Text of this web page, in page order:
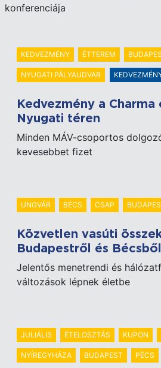
konferenciája
KEDVEZMÉNY ÉTTEREM
NYUGATI PÁLYAUDVAR
Kedvezmény a
Nyugati téren
Minden MÁV-csoportos
kevesebbet fizet
UNGVÁR BÉCS CSAP
Közvetlen vasúti
Budapestről és
Jelentős menetrendi és
változások lépnek életbe
JULIÁLIS ÉTELOSZTÁS KUPON
NYÍREGYHÁZA BUDAPEST PÉCS